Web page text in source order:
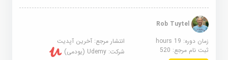
Rob Tuytel
زمان دوره: 19 hours
انتشار مرجع:آخرین آپدیت
ثبت نام مرجع:520 شرکت:Udemy (یودمی)